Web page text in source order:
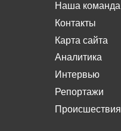
Наша команда
Контакты
Карта сайта
Аналитика
Интервью
Репортажи
Происшествия